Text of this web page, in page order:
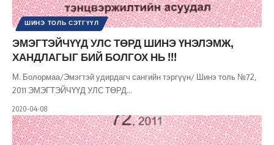
ШИНЭ ТОЛЬ СЭТГҮҮЛ
ЭМЭГТЭЙЧҮҮД УЛС ТӨРД ШИНЭ ҮНЭЛЭМЖ,
ХАНДЛАГЫГ БИЙ БОЛГОХ НЬ !!!
М. Болормаа/Эмэгтэй удирдагч сангийн тэргүүн/ Шинэ толь №72,
2011 ЭМЭГТЭЙЧҮҮД УЛС ТӨРД…
2020-04-08